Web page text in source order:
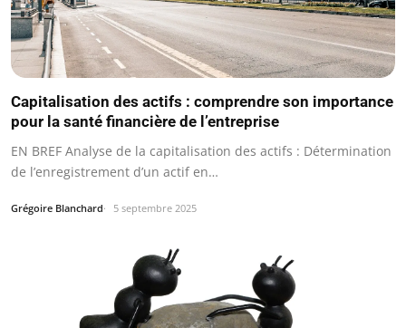
Capitalisation des actifs : comprendre son importance
pour la santé financière de l’entreprise
EN BREF Analyse de la capitalisation des actifs : Détermination
de l’enregistrement d’un actif en…
Grégoire Blanchard 5 septembre 2025